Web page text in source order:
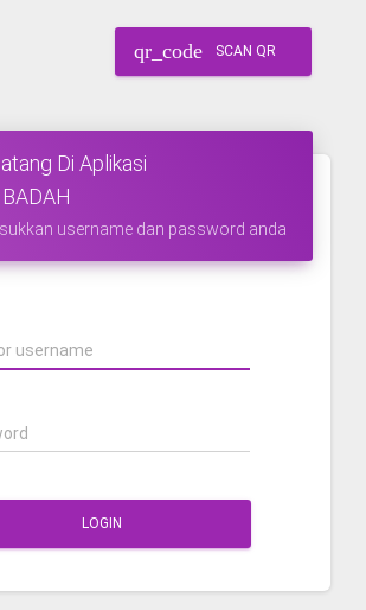
qr_code SCAN QR
Di Aplikasi
username dan password anda
username
LOGIN